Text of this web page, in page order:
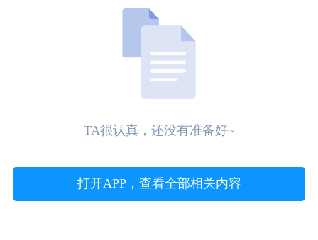
TA很认真，还没有准备好~
打开APP，查看全部相关内容